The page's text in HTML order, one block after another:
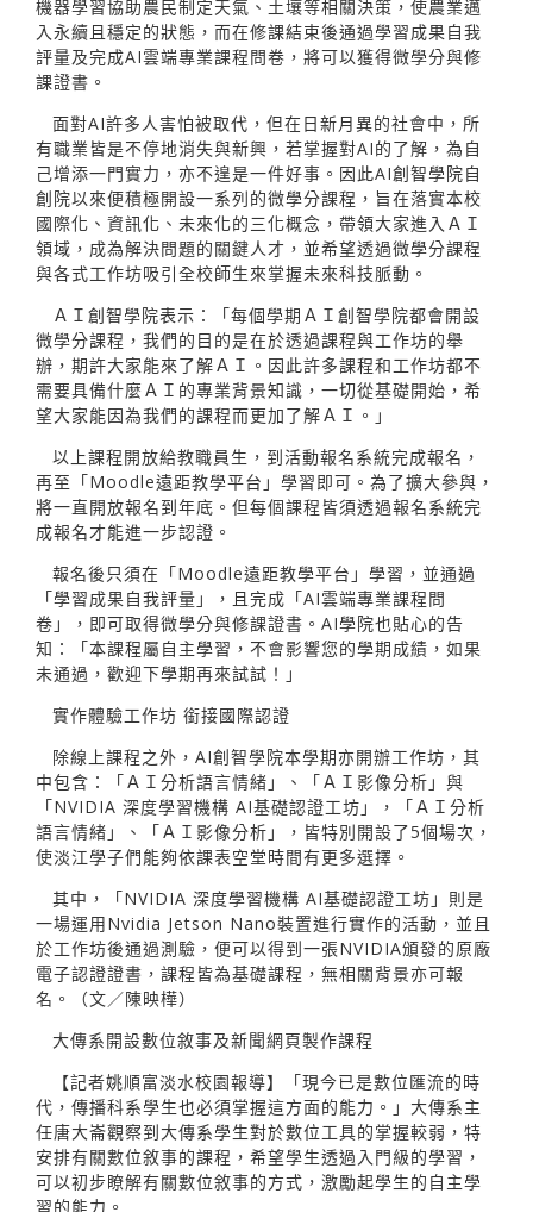
機器學習協助農民制定天氣、土壤等相關決策，使農業邁
入永續且穩定的狀態，而在修課結束後通過學習成果自我
評量及完成AI雲端專業課程問卷，將可以獲得微學分與修
課證書。
面對AI許多人害怕被取代，但在日新月異的社會中，所
有職業皆是不停地消失與新興，若掌握對AI的了解，為自
己增添一門實力，亦不遑是一件好事。因此AI創智學院自
創院以來便積極開設一系列的微學分課程，旨在落實本校
國際化、資訊化、未來化的三化概念，帶領大家進入ＡＩ
領域，成為解決問題的關鍵人才，並希望透過微學分課程
與各式工作坊吸引全校師生來掌握未來科技脈動。
ＡＩ創智學院表示：「每個學期ＡＩ創智學院都會開設
微學分課程，我們的目的是在於透過課程與工作坊的舉
辦，期許大家能來了解ＡＩ。因此許多課程和工作坊都不
需要具備什麼ＡＩ的專業背景知識，一切從基礎開始，希
望大家能因為我們的課程而更加了解ＡＩ。」
以上課程開放給教職員生，到活動報名系統完成報名，
再至「Moodle遠距教學平台」學習即可。為了擴大參與，
將一直開放報名到年底。但每個課程皆須透過報名系統完
成報名才能進一步認證。
報名後只須在「Moodle遠距教學平台」學習，並通過
「學習成果自我評量」，且完成「AI雲端專業課程問
卷」，即可取得微學分與修課證書。AI學院也貼心的告
知：「本課程屬自主學習，不會影響您的學期成績，如果
未通過，歡迎下學期再來試試！」
實作體驗工作坊 銜接國際認證
除線上課程之外，AI創智學院本學期亦開辦工作坊，其
中包含：「ＡＩ分析語言情緒」、「ＡＩ影像分析」與
「NVIDIA 深度學習機構 AI基礎認證工坊」，「ＡＩ分析
語言情緒」、「ＡＩ影像分析」，皆特別開設了5個場次，
使淡江學子們能夠依課表空堂時間有更多選擇。
其中，「NVIDIA 深度學習機構 AI基礎認證工坊」則是
一場運用Nvidia Jetson Nano裝置進行實作的活動，並且
於工作坊後通過測驗，便可以得到一張NVIDIA頒發的原廠
電子認證證書，課程皆為基礎課程，無相關背景亦可報
名。（文／陳映樺）
大傳系開設數位敘事及新聞網頁製作課程
【記者姚順富淡水校園報導】「現今已是數位匯流的時
代，傳播科系學生也必須掌握這方面的能力。」大傳系主
任唐大崙觀察到大傳系學生對於數位工具的掌握較弱，特
安排有關數位敘事的課程，希望學生透過入門級的學習，
可以初步瞭解有關數位敘事的方式，激勵起學生的自主學
習的能力。